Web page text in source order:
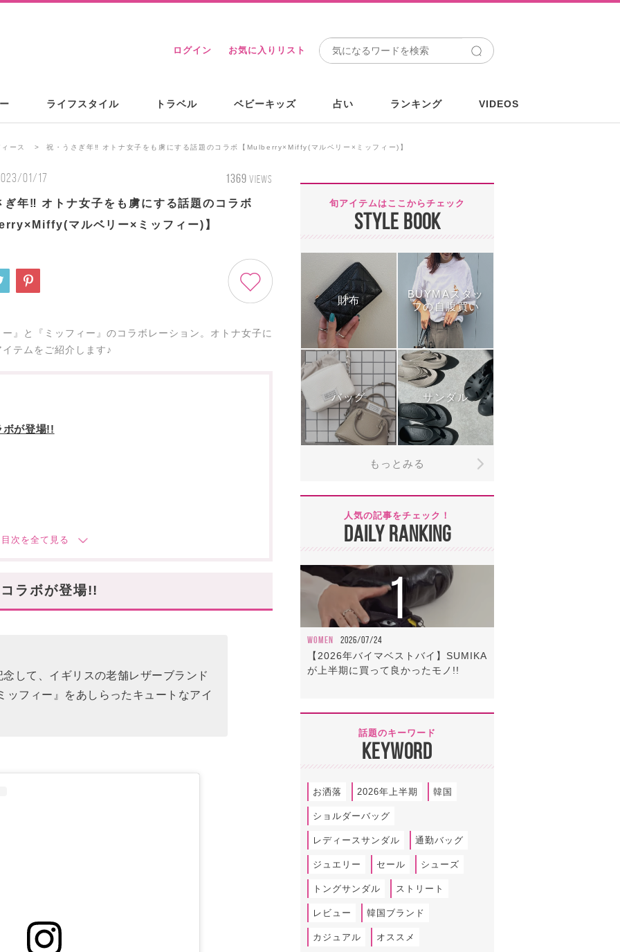
ログイン お気に入りリスト
ライフスタイル トラベル ベビーキッズ 占い ランキング VIDEOS
ース 祝・うさぎ年‼ オトナ女子をも虜にする話題のコラボ【Mulberry×Miffy(マルベリー×ミッフィー)】
01/17 1369 VIEWS
ぎ年‼ オトナ女子をも虜にする話題のコラボ
マルベリー×ミッフィー)】
』と『ミッフィー』のコラボレーション。オトナ女子に
テムをご紹介します♪
ボが登場!!
ラボが登場!!
念して、イギリスの老舗レザーブランド
ッフィー』をあしらったキュートなアイ
旬アイテムはここからチェック
STYLE BOOK
財布
BUYMAスタッ
フの自腹買い
バッグ サンダル
もっとみる
人気の記事をチェック！
DAILY RANKING
1
WOMEN 2026/07/24
【2026年バイマベストバイ】SUMIKA
が上半期に買って良かったモノ!!
話題のキーワード
KEYWORD
お洒落 2026年上半期 韓国
ショルダーバッグ
レディースサンダル 通勤バッグ
ジュエリー セール シューズ
トングサンダル ストリート
レビュー 韓国ブランド
カジュアル オススメ